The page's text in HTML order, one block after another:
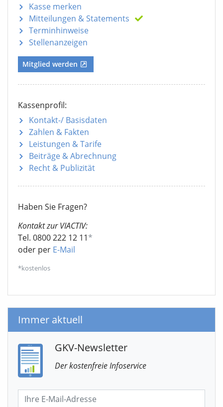
Kasse merken
Mitteilungen & Statements
Terminhinweise
Stellenanzeigen
Mitglied werden
Kassenprofil:
Kontakt-/ Basisdaten
Zahlen & Fakten
Leistungen & Tarife
Beiträge & Abrechnung
Recht & Publizität
Haben Sie Fragen?
Kontakt zur VIACTIV:
Tel. 0800 222 12 11*
oder per E-Mail
*kostenlos
Immer aktuell
GKV-Newsletter
Der kostenfreie Infoservice